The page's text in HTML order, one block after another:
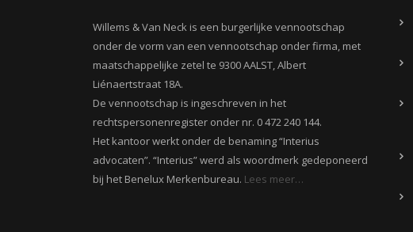
Willems & Van Neck is een burgerlijke vennootschap
onder de vorm van een vennootschap onder firma, met
maatschappelijke zetel te 9300 AALST, Albert
Liénaertstraat 18A.
De vennootschap is ingeschreven in het
rechtspersonenregister onder nr. 0 472 240 144.
Het kantoor werkt onder de benaming “Interius
advocaten”. “Interius” werd als woordmerk gedeponeerd
bij het Benelux Merkenbureau. Lees meer…